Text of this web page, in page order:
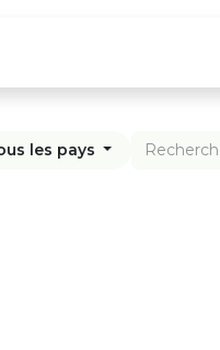
les pays